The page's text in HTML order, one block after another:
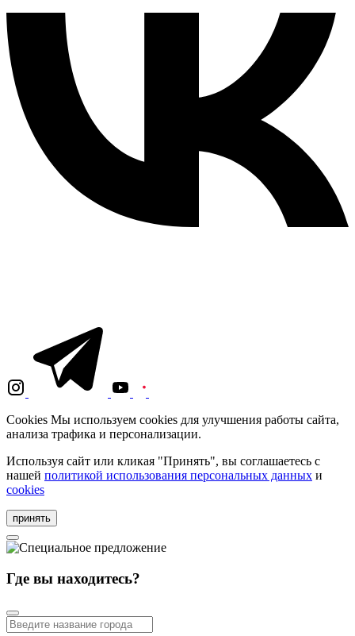
Cookies Мы используем cookies для улучшения работы сайта,
анализа трафика и персонализации.
Используя сайт или кликая "Принять", вы соглашаетесь с
нашей политикой использования персональных данных и
cookies
принять
Где вы находитесь?